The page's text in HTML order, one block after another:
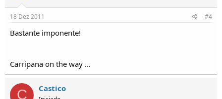
18 Dez 2011 #4
Bastante imponente!
Carripana on the way ...
C Castico